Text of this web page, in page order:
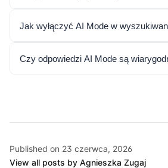
Jak wyłączyć AI Mode w
Czy odpowiedzi AI Mode są
Published on 23 czerwca, 2026
View all posts by Agnieszka Zugaj